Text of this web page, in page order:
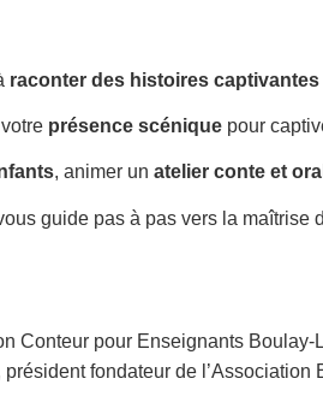
raconter des histoires captivantes
présence scénique pour
, animer un atelier conte et
guide pas à pas vers la maîtrise
fondateur de l’Association